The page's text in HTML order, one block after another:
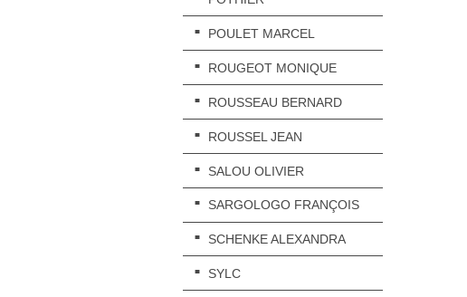
POULET MARCEL
ROUGEOT MONIQUE
ROUSSEAU BERNARD
ROUSSEL JEAN
SALOU OLIVIER
SARGOLOGO FRANÇOIS
SCHENKE ALEXANDRA
SYLC